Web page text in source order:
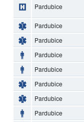
Pardubice
Pardubice
Pardubice
Pardubice
Pardubice
Pardubice
Pardubice
Pardubice